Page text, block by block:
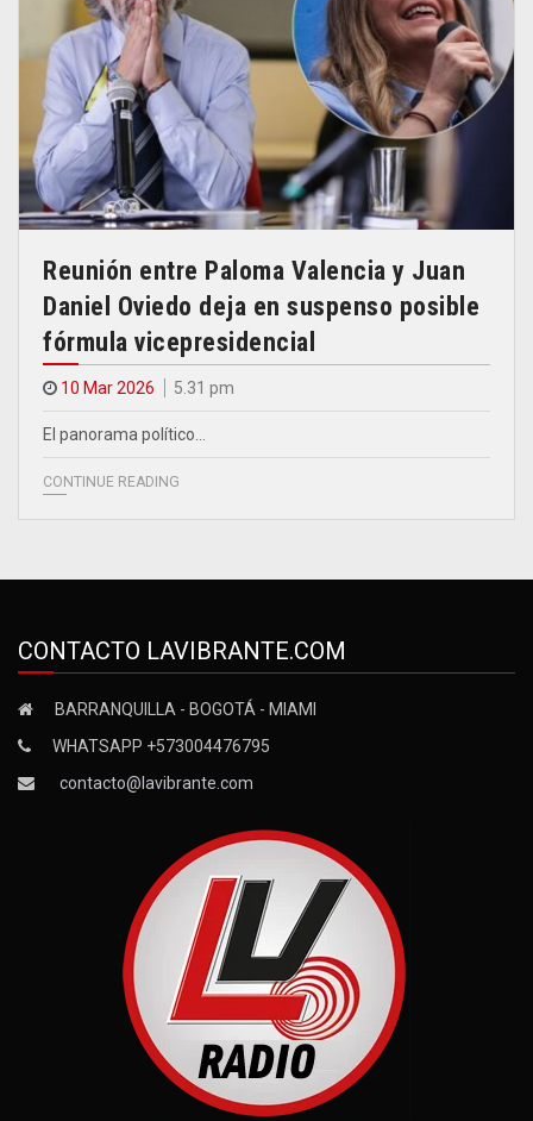
Reunión entre Paloma Valencia y Juan
Daniel Oviedo deja en suspenso posible
fórmula vicepresidencial
10 Mar 2026 5.31 pm
El panorama político…
CONTINUE READING
CONTACTO LAVIBRANTE.COM
BARRANQUILLA - BOGOTÁ - MIAMI
WHATSAPP +573004476795
contacto@lavibrante.com